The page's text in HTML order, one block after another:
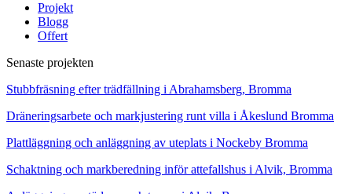
Projekt
Blogg
Offert
Senaste projekten
Stubbfräsning efter trädfällning i Abrahamsberg, Bromma
Dräneringsarbete och markjustering runt villa i Åkeslund Bromma
Plattläggning och anläggning av uteplats i Nockeby Bromma
Schaktning och markberedning inför attefallshus i Alvik, Bromma